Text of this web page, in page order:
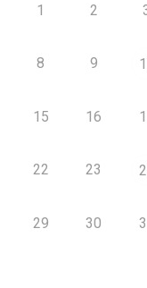
1 2
8 9
15 16
22 23
29 30